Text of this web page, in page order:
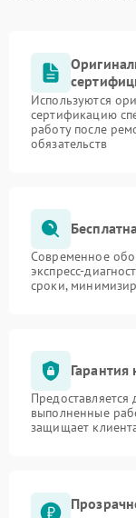
Используются
сертификацию
работу после
обязательств
Современное
экспресс-
сроки,
Гарантия
выполненные
защищает